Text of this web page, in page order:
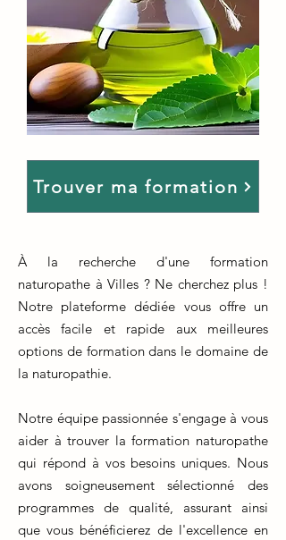
Trouver ma formation
À la recherche d'une formation
naturopathe à Villes ? Ne cherchez plus !
Notre plateforme dédiée vous offre un
accès facile et rapide aux meilleures
options de formation dans le domaine de
la naturopathie.
Notre équipe passionnée s'engage à vous
aider à trouver la formation naturopathe
qui répond à vos besoins uniques. Nous
avons soigneusement sélectionné des
programmes de qualité, assurant ainsi
que vous bénéficierez de l'excellence en